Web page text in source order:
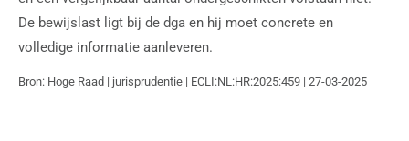
De bewijslast ligt bij de dga en hij moet concrete en
volledige informatie aanleveren.
Bron: Hoge Raad | jurisprudentie | ECLI:NL:HR:2025:459 | 27-03-2025